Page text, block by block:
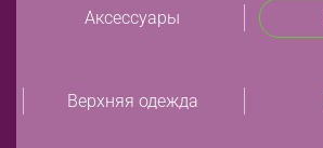
Аксессуары
Верхняя одежда